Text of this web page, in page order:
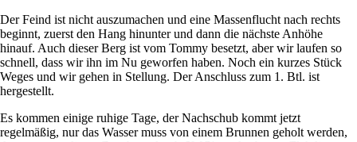
Der Feind ist nicht auszumachen und eine Massenflucht nach rechts
beginnt, zuerst den Hang hinunter und dann die nächste Anhöhe
hinauf. Auch dieser Berg ist vom Tommy besetzt, aber wir laufen so
schnell, dass wir ihn im Nu geworfen haben. Noch ein kurzes Stück
Weges und wir gehen in Stellung. Der Anschluss zum 1. Btl. ist
hergestellt.
Es kommen einige ruhige Tage, der Nachschub kommt jetzt
regelmäßig, nur das Wasser muss von einem Brunnen geholt werden,